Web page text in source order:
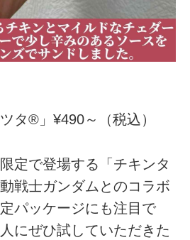
タ®」¥490～（税込）
定で登場する「チキンタ
戦士ガンダムとのコラボ
パッケージにも注目で
にぜひ試していただきた